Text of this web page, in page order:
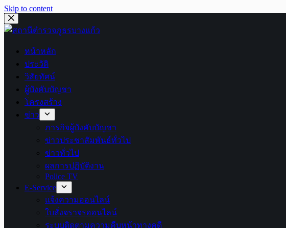
Skip to content
หน้าหลัก
ประวัติ
วิสัยทัศน์
ผู้บังคับบัญชา
โครงสร้าง
ข่าว
ภารกิจผู้บังคับบัญชา
ข่าวประชาสัมพันธ์ทั่วไป
ข่าวทั่วไป
ผลการปฏิบัติงาน
Police TV
E-Service
แจ้งความออนไลน์
ใบสั่งจราจรออนไลน์
ระบบติดตามความคืบหน้าทางคดี